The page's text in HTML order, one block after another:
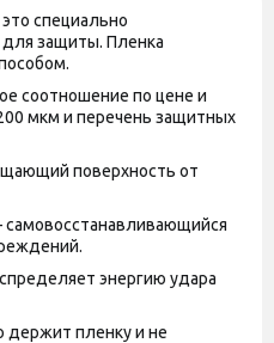
это специально
для защиты. Пленка
соотношение по цене и
мкм и перечень защитных
поверхность от
самовосстанавливающийся
энергию удара
держит пленку и не